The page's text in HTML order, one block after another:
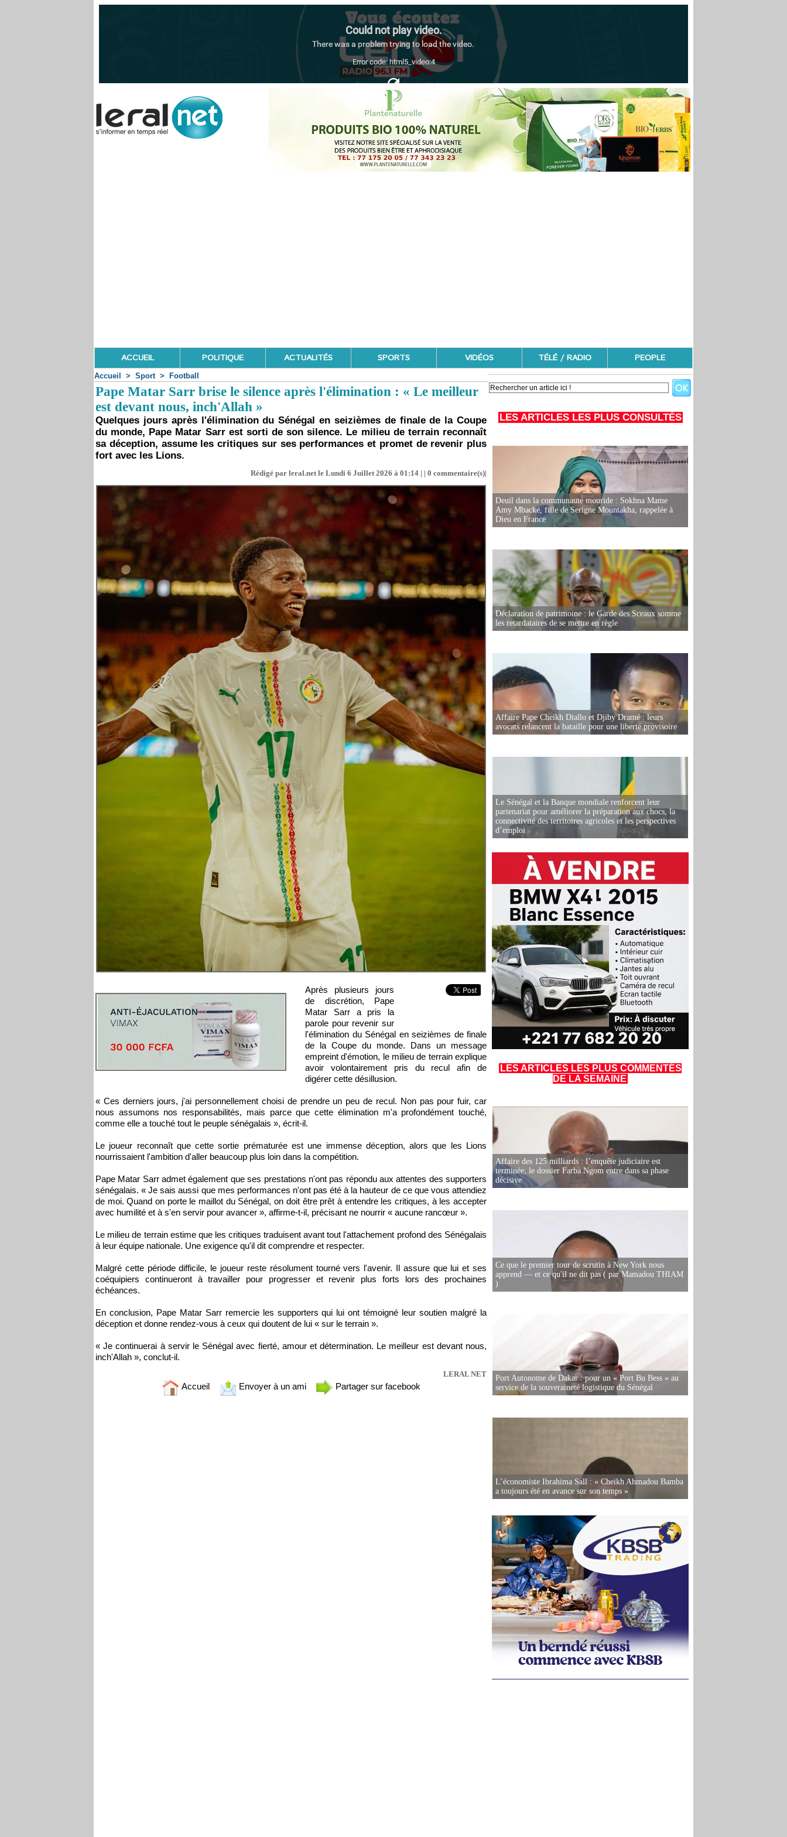
ACCUEIL POLITIQUE ACTUALITÉS SPORTS VIDÉOS TÉLÉ / RADIO PEOPLE
Accueil > Sport > Football
Pape Matar Sarr brise le silence après l'élimination : « Le meilleur
est devant nous, inch'Allah »
Quelques jours après l'élimination du Sénégal en seizièmes de finale de la Coupe
du monde, Pape Matar Sarr est sorti de son silence. Le milieu de terrain reconnaît
sa déception, assume les critiques sur ses performances et promet de revenir plus
fort avec les Lions.
Rédigé par leral.net le Lundi 6 Juillet 2026 à 01:14 | | 0 commentaire(s)|
Après plusieurs jours
de discrétion, Pape
Matar Sarr a pris la
parole pour revenir sur
l'élimination du Sénégal en seizièmes de finale
de la Coupe du monde. Dans un message
empreint d'émotion, le milieu de terrain explique
avoir volontairement pris du recul afin de
digérer cette désillusion.
« Ces derniers jours, j'ai personnellement choisi de prendre un peu de recul. Non pas pour fuir, car
nous assumons nos responsabilités, mais parce que cette élimination m'a profondément touché,
comme elle a touché tout le peuple sénégalais », écrit-il.
Le joueur reconnaît que cette sortie prématurée est une immense déception, alors que les Lions
nourrissaient l'ambition d'aller beaucoup plus loin dans la compétition.
Pape Matar Sarr admet également que ses prestations n'ont pas répondu aux attentes des supporters
sénégalais. « Je sais aussi que mes performances n'ont pas été à la hauteur de ce que vous attendiez
de moi. Quand on porte le maillot du Sénégal, on doit être prêt à entendre les critiques, à les accepter
avec humilité et à s'en servir pour avancer », affirme-t-il, précisant ne nourrir « aucune rancœur ».
Le milieu de terrain estime que les critiques traduisent avant tout l'attachement profond des Sénégalais
à leur équipe nationale. Une exigence qu'il dit comprendre et respecter.
Malgré cette période difficile, le joueur reste résolument tourné vers l'avenir. Il assure que lui et ses
coéquipiers continueront à travailler pour progresser et revenir plus forts lors des prochaines
échéances.
En conclusion, Pape Matar Sarr remercie les supporters qui lui ont témoigné leur soutien malgré la
déception et donne rendez-vous à ceux qui doutent de lui « sur le terrain ».
« Je continuerai à servir le Sénégal avec fierté, amour et détermination. Le meilleur est devant nous,
inch'Allah », conclut-il.
LERAL NET
Accueil Envoyer à un ami Partager sur facebook
LES ARTICLES LES PLUS CONSULTÉS
Deuil dans la communauté mouride : Sokhna Mame
Amy Mbacké, fille de Serigne Mountakha, rappelée à
Dieu en France
Déclaration de patrimoine : le Garde des Sceaux somme
les retardataires de se mettre en règle
Affaire Pape Cheikh Diallo et Djiby Dramé : leurs
avocats relancent la bataille pour une liberté provisoire
Le Sénégal et la Banque mondiale renforcent leur
partenariat pour améliorer la préparation aux chocs, la
connectivité des territoires agricoles et les perspectives
d’emploi
LES ARTICLES LES PLUS COMMENTÉS
DE LA SEMAINE
Affaire des 125 milliards : l’enquête judiciaire est
terminée, le dossier Farba Ngom entre dans sa phase
décisive
Ce que le premier tour de scrutin à New York nous
apprend — et ce qu'il ne dit pas ( par Mamadou THIAM
)
Port Autonome de Dakar : pour un « Port Bu Bess » au
service de la souveraineté logistique du Sénégal
L’économiste Ibrahima Sall : « Cheikh Ahmadou Bamba
a toujours été en avance sur son temps »